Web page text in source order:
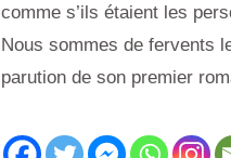
comme s’ils étaient les
Nous sommes de fervents
parution de son premier